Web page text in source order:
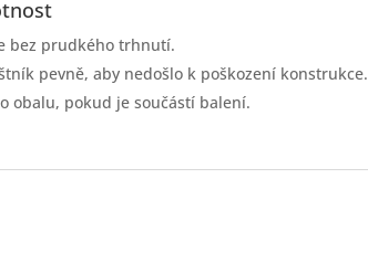
bez prudkého trhnutí.
pevně, aby nedošlo k poškození konstrukce.
obalu, pokud je součástí balení.